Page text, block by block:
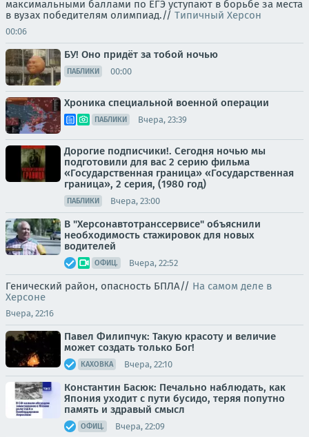
максимальными баллами по ЕГЭ уступают в борьбе за места
в вузах победителям олимпиад.// Типичный Херсон
00:06
БУ! Оно придёт за тобой ночью
ПАБЛИКИ 00:00
Хроника специальной военной операции
ПАБЛИКИ Вчера, 23:39
Дорогие подписчики!. Сегодня ночью мы
подготовили для вас 2 серию фильма
«Государственная граница» «Государственная
граница», 2 серия, (1980 год)
ПАБЛИКИ Вчера, 23:00
В "Херсонавтотранссервисе" объяснили
необходимость стажировок для новых
водителей
ОФИЦ. Вчера, 22:52
Генический район, опасность БПЛА// На самом деле в
Херсоне
Вчера, 22:16
Павел Филипчук: Такую красоту и величие
может создать только Бог!
КАХОВКА Вчера, 22:10
Константин Басюк: Печально наблюдать, как
Япония уходит с пути бусидо, теряя попутно
память и здравый смысл
ОФИЦ. Вчера, 22:09